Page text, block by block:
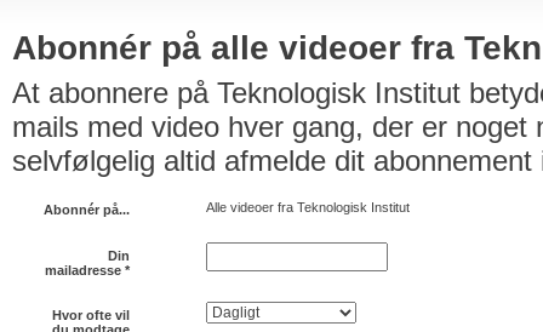
Abonnér på alle videoer fra
At abonnere på Teknologisk Institut
mails med video hver gang, der er noget
selvfølgelig altid afmelde dit abonnement
Abonnér på... Alle videoer fra Teknologisk Institut
Din
mailadresse *
Hvor ofte vil